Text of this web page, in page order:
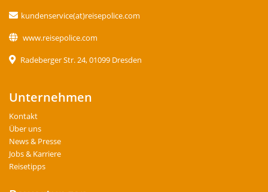
kundenservice(at)reisepolice.com
www.reisepolice.com
Radeberger Str. 24, 01099 Dresden
Unternehmen
Kontakt
Über uns
News & Presse
Jobs & Karriere
Reisetipps